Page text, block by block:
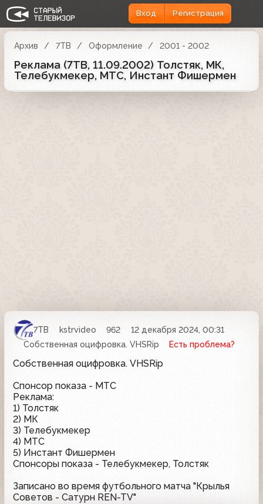
Вход Регистрация
Архив 7ТВ Оформление 2001 - 2002
Реклама (7ТВ, 11.09.2002) Толстяк, МК,
Телебукмекер, МТС, Инстант Фишермен
7ТВ kstrvideo 962
12 декабря 2024, 00:31
Собственная оцифровка. VHSRip
Есть проблема?
Собственная оцифровка. VHSRip
Спонсор показа - МТС
Реклама:
1) Толстяк
2) МК
3) Телебукмекер
4) МТС
5) Инстант Фишермен
Спонсоры показа - Телебукмекер, Толстяк
Записано во время футбольного матча "Крылья
Советов - Сатурн REN-TV"